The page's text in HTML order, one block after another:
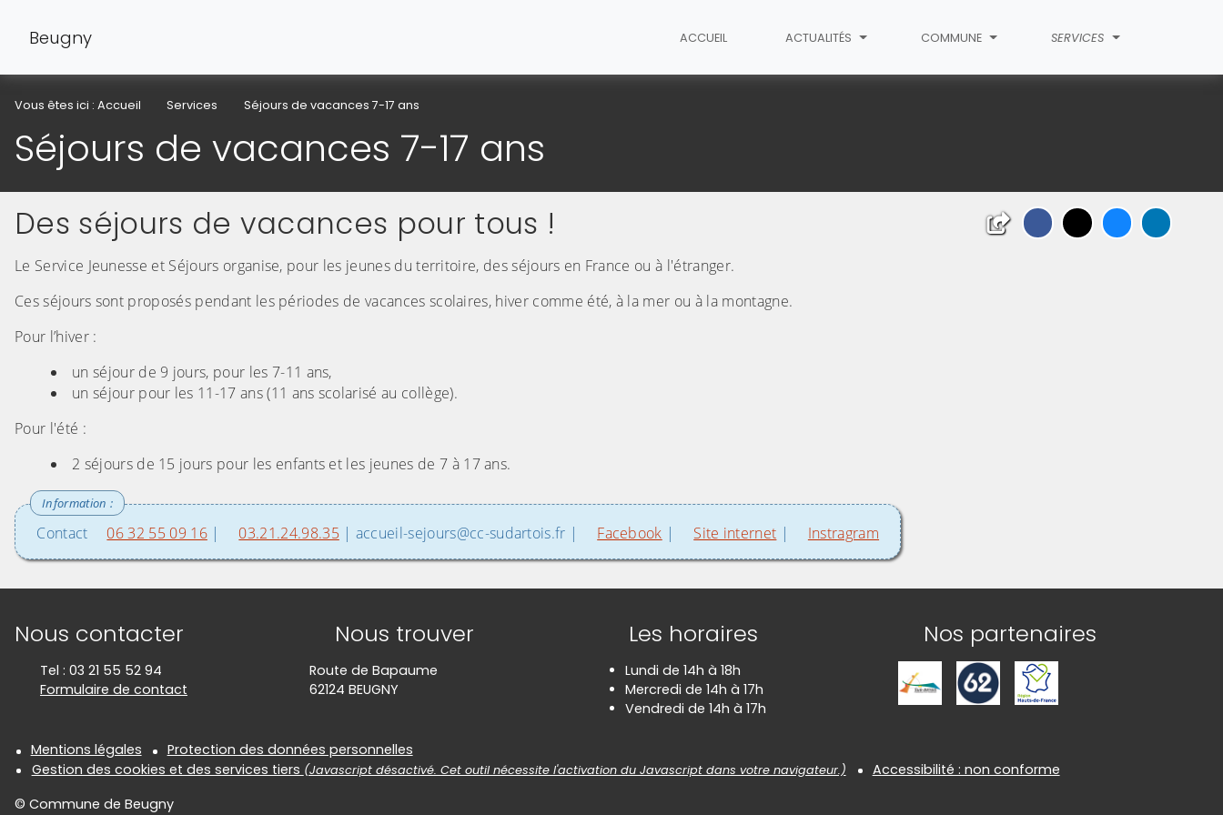
Beugny ACCUEIL ACTUALITÉS COMMUNE SERVICES
Vous êtes ici : Accueil Services Séjours de vacances 7-17 ans
Séjours de vacances 7-17 ans
Des séjours de vacances pour tous !
Le Service Jeunesse et Séjours organise, pour les jeunes du territoire, des séjours en France ou à l'étranger.
Ces séjours sont proposés pendant les périodes de vacances scolaires, hiver comme été, à la mer ou à la montagne.
Pour l’hiver :
un séjour de 9 jours, pour les 7-11 ans,
un séjour pour les 11-17 ans (11 ans scolarisé au collège).
Pour l'été :
2 séjours de 15 jours pour les enfants et les jeunes de 7 à 17 ans.
Contact 06 32 55 09 16| 03.21.24.98.35| accueil-sejours@cc-sudartois.fr | Facebook | Site internet | Instragram
Informations de contact
Nous contacter
Tel : 03 21 55 52 94
Formulaire de contact
Nous trouver
Route de Bapaume
62124 BEUGNY
Les horaires
Lundi de 14h à 18h
Mercredi de 14h à 17h
Vendredi de 14h à 17h
Nos partenaires
Informations réglementaires
Mentions légales
Protection des données personnelles
Gestion des cookies et des services tiers (Javascript désactivé. Cet outil nécessite l'activation du Javascript dans votre navigateur.)
Accessibilité : non conforme
© Commune de Beugny